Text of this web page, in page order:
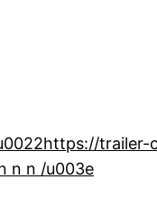
n n /u003e